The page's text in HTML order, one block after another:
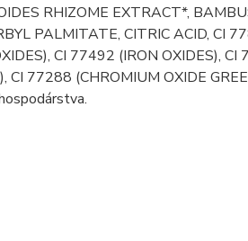
RHIZOME EXTRACT*,
PALMITATE, CITRIC ACID, CI
CI 77492 (IRON OXIDES), CI
CI 77288 (CHROMIUM OXIDE